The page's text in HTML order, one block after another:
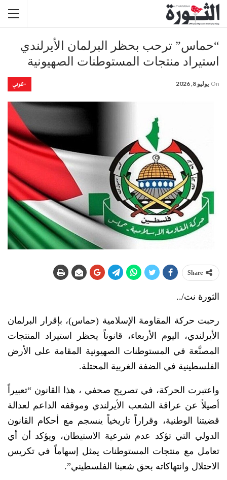
“حماس” ترحب بحظر البرلمان الأيرلندي
استيراد منتجات المستوطنات الصهيونية
-عربي On يوليو 8, 2026
Share
الثورة نت/..
رحبت حركة المقاومة الإسلامية (حماس)، بإقرار البرلمان
الأيرلندي، اليوم الأربعاء، قانوناً يحظر استيراد المنتجات
المصنَّعة في المستوطنات الصهيونية المقامة على الأرض
الفلسطينية في الضفة الغربية المحتلة.
واعتبرت الحركة، في تصريح صحفي ، هذا القانون “تعبيراً
أصيلاً عن عراقة الشعب الأيرلندي وموقفه الداعم لعدالة
قضيتنا الوطنية، وقراراً تاريخياً ينسجم مع أحكام القانون
الدولي التي تؤكد عدم شرعية الاستيطان، ويؤكد أن أي
تعامل مع منتجات المستوطنات يمثل إسهاماً في تكريس
الاحتلال وانتهاكاته بحق شعبنا الفلسطيني”.